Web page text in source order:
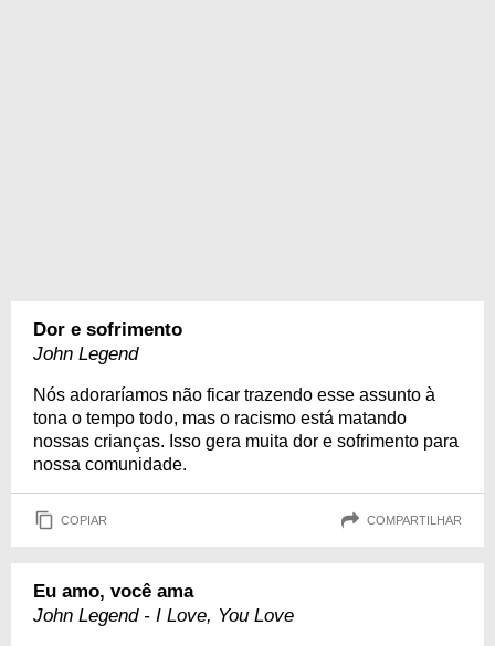
Dor e sofrimento
John Legend
Nós adoraríamos não ficar trazendo esse assunto à
tona o tempo todo, mas o racismo está matando
nossas crianças. Isso gera muita dor e sofrimento para
nossa comunidade.
COPIAR COMPARTILHAR
Eu amo, você ama
John Legend - I Love, You Love